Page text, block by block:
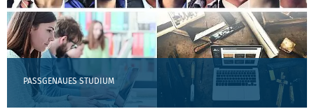
PASSGENAUES STUDIUM